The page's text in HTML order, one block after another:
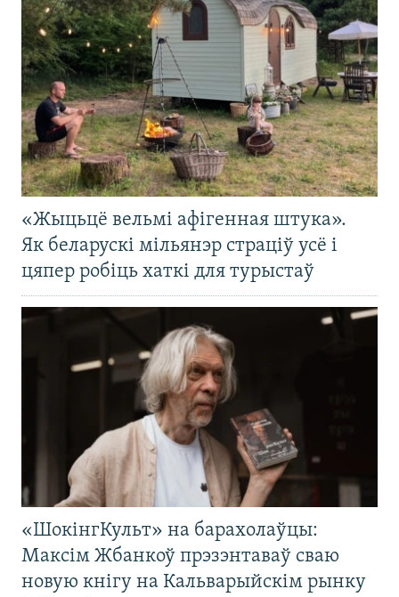
«Жыцьцё вельмі афігенная штука».
Як беларускі мільянэр страціў усё і
цяпер робіць хаткі для турыстаў
«ШокінгКульт» на барахолаўцы:
Максім Жбанкоў прэзэнтаваў сваю
новую кнігу на Кальварыйскім рынку